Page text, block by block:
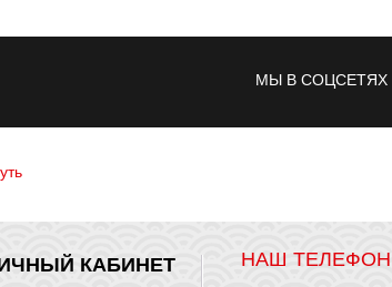
МЫ В СОЦСЕТЯХ
НАШ ТЕЛЕФОН
КАБИНЕТ